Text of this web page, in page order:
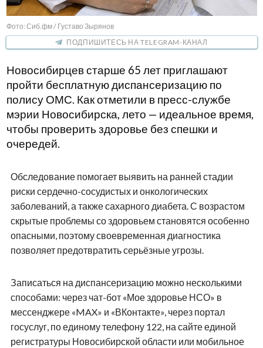
Фото: Сиб.фм / Густаво Зырянов
ПОДПИШИТЕСЬ НА TELEGRAM-КАНАЛ
Новосибирцев старше 65 лет приглашают
пройти бесплатную диспансеризацию по
полису ОМС. Как отметили в пресс-службе
мэрии Новосибирска, лето — идеальное время,
чтобы проверить здоровье без спешки и
очередей.
Обследование помогает выявить на ранней стадии
риски сердечно-сосудистых и онкологических
заболеваний, а также сахарного диабета. С возрастом
скрытые проблемы со здоровьем становятся особенно
опасными, поэтому своевременная диагностика
позволяет предотвратить серьёзные угрозы.
Записаться на диспансеризацию можно несколькими
способами: через чат-бот «Мое здоровье НСО» в
мессенджере «MAX» и «ВКонтакте», через портал
госуслуг, по единому телефону 122, на сайте единой
регистратуры Новосибирской области или мобильное